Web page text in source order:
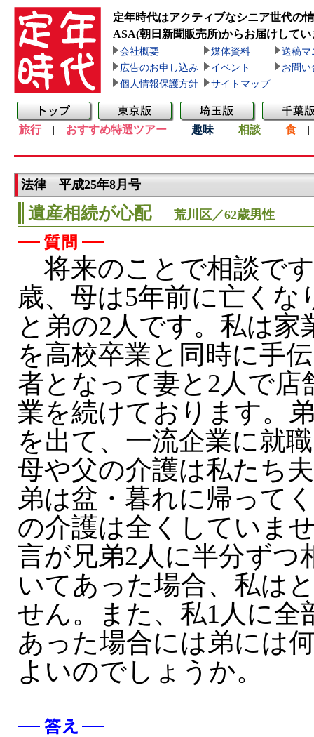
定年時代はアクティブなシニア世代の
ASA(朝日新聞販売所)からお届けしてい
会社概要 媒体資料
送稿マ
広告のお申し込み
イベント
お問い
個人情報保護方針
サイトマップ
旅行| おすすめ特選ツアー | 趣味 | 相談 | 食
法律 平成25年8月号
遺産相続が心配 荒川区／62歳男性
将来のことで相談で
歳、母は5年前に亡くな
と弟の2人です。私は家
を高校卒業と同時に手
者となって妻と2人で店
業を続けております。
を出て、一流企業に就
母や父の介護は私たち
弟は盆・暮れに帰って
の介護は全くしていま
言が兄弟2人に半分ずつ
いてあった場合、私は
せん。また、私1人に全
あった場合には弟には
よいのでしょうか。